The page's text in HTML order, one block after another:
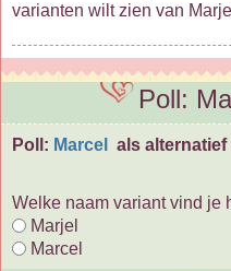
varianten wilt zien van Marjel
Poll:
Poll: Marcel als
Welke naam variant vind je
Marjel
Marcel